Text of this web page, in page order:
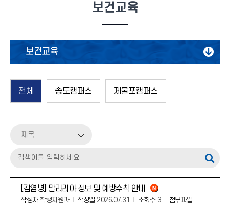
보건교육
보건교육
전체 송도캠퍼스 제물포캠퍼스
제목
[감염병] 말라리아 정보 및 예방수칙 안내
작성자학생지원과 작성일 2026.07.31 조회수3 첨부파일